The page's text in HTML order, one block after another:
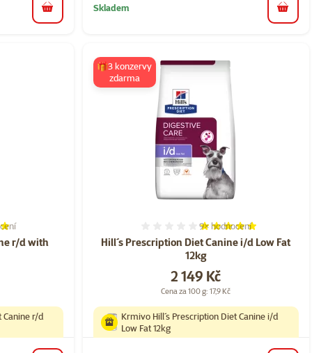
do košíku Skladem do
r/d with
80%, počet hodnocení: 5
Canine r/d
Hill´s Prescription Diet Canine i/d Low Fat
12kg
Hodnocení 100%, počet
9× hodnocení
Cena
2 149 Kč
Cena za 100 g: 17,9 Kč
🎁3 konzervy
zdarma
Krmivo Hill´s Prescription Diet Canine i/d
Low Fat 12kg